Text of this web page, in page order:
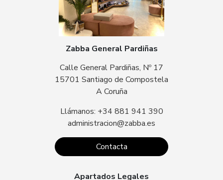
Zabba General Pardiñas
Calle General Pardiñas, Nº 17
15701 Santiago de Compostela
A Coruña
Llámanos: +34 881 941 390
administracion@zabba.es
Contacta
Apartados Legales